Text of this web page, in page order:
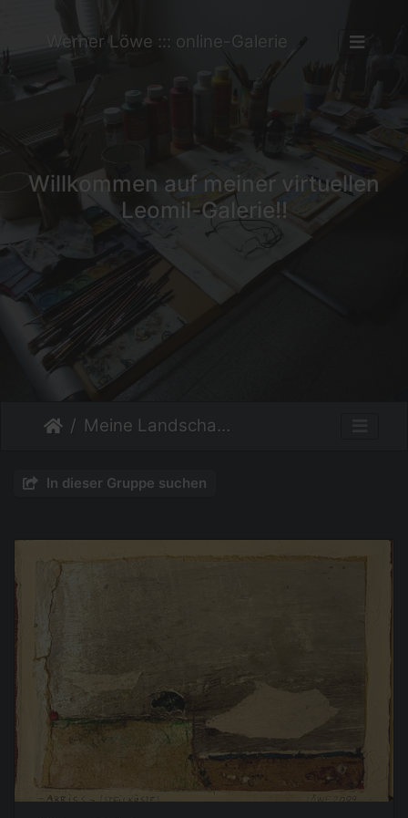
Werner Löwe ::: online-Galerie
Willkommen auf meiner virtuellen
Leomil-Galerie!!
Meine Landschaften
In dieser Gruppe suchen